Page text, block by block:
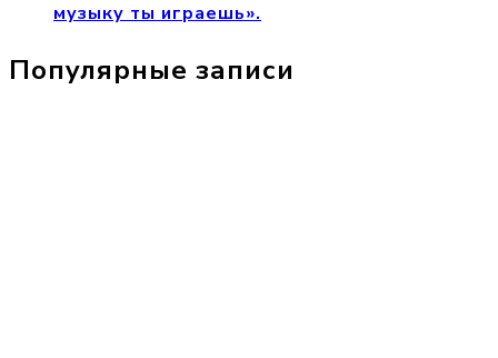
музыку ты играешь».
Популярные записи